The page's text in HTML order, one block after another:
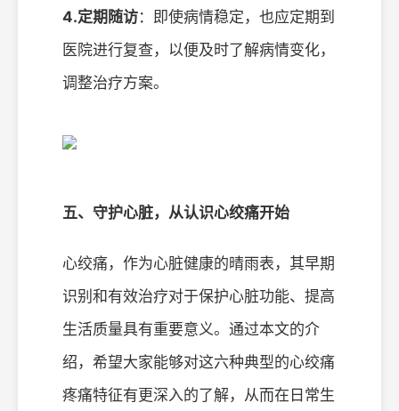
4.定期随访：即使病情稳定，也应定期到
医院进行复查，以便及时了解病情变化，
调整治疗方案。
五、守护心脏，从认识心绞痛开始
心绞痛，作为心脏健康的晴雨表，其早期
识别和有效治疗对于保护心脏功能、提高
生活质量具有重要意义。通过本文的介
绍，希望大家能够对这六种典型的心绞痛
疼痛特征有更深入的了解，从而在日常生